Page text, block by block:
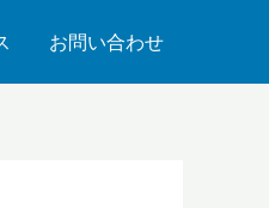
お問い合わせ